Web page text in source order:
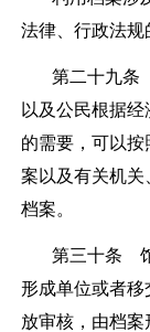
法律、行政法规
第二十九条
以及公民根据
的需要，可以
案以及有关机关
档案。
第三十条
形成单位或者
放审核，由档